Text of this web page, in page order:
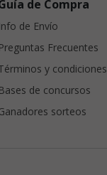
de Compra
Info de Envío
Preguntas Frecuentes
y condiciones
Bases de concursos
sorteos